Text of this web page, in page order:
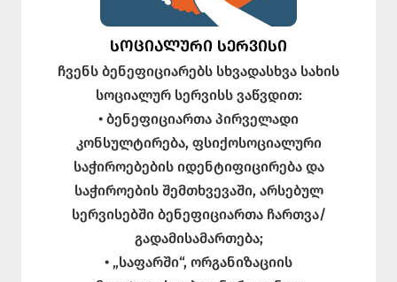
ᲡᲝᲪᲘᲐᲚᲣᲠᲘ ᲡᲔᲠᲕᲘᲡᲘ
ჩვენს ბენეფიციარებს სხვადასხვა სახის
სოციალურ სერვისს ვაწვდით:
• ბენეფიციართა პირველადი
კონსულტირება, ფსიქოსოციალური
საჭიროებების იდენტიფიცირება და
საჭიროების შემთხვევაში, არსებულ
სერვისებში ბენეფიციართა ჩართვა/
გადამისამართება;
• „საფარში“, ორგანიზაციის